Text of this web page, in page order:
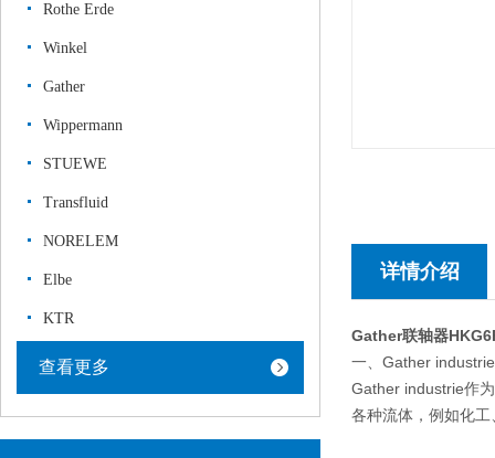
Rothe Erde
Winkel
Gather
Wippermann
STUEWE
Transfluid
NORELEM
Elbe
KTR
查看更多
详情介绍
Gather联轴器
一、Gather
Gather industrie作
各种流体，例如化